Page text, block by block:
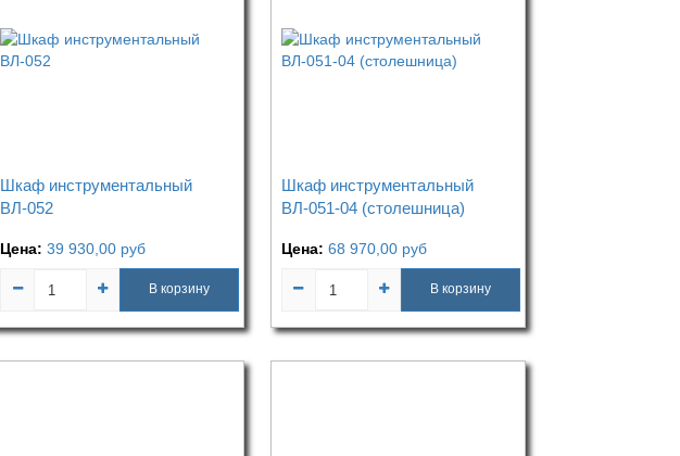
Шкаф инструментальный
ВЛ-052
Цена:39 930,00 руб
В корзину
Шкаф инструментальный
ВЛ-051-04 (столешница)
Цена: 68 970,00 руб
В корзину